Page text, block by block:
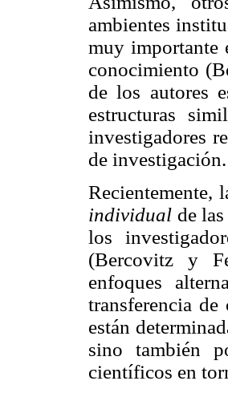
ambientes
muy importante
conocimiento
de los autores
estructuras
investigadores
de investigación.
Recientemente,
individual de
los
(Bercovitz y
enfoques
transferencia
están
sino también
científicos en